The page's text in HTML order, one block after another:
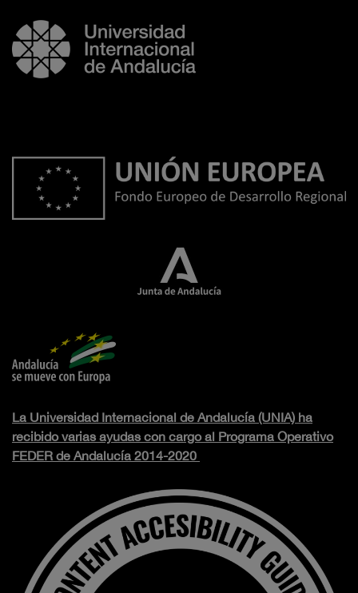
La Universidad Internacional de Andalucía (UNIA) ha
recibido varias ayudas con cargo al Programa Operativo
FEDER de Andalucía 2014-2020